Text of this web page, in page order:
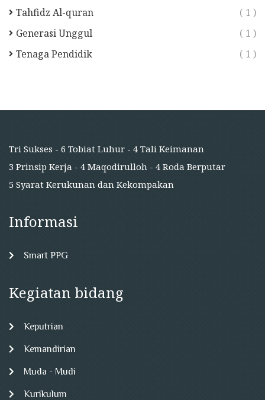
Tahfidz Al-quran
( 1 )
Generasi Unggul
( 1 )
Tenaga Pendidik
( 1 )
Tri Sukses - 6 Tobiat Luhur - 4 Tali Keimanan
3 Prinsip Kerja - 4 Maqodirulloh - 4 Roda Berputar
5 Syarat Kerukunan dan Kekompakan
Informasi
Smart PPG
Kegiatan bidang
Keputrian
Kemandirian
Muda - Mudi
Kurikulum